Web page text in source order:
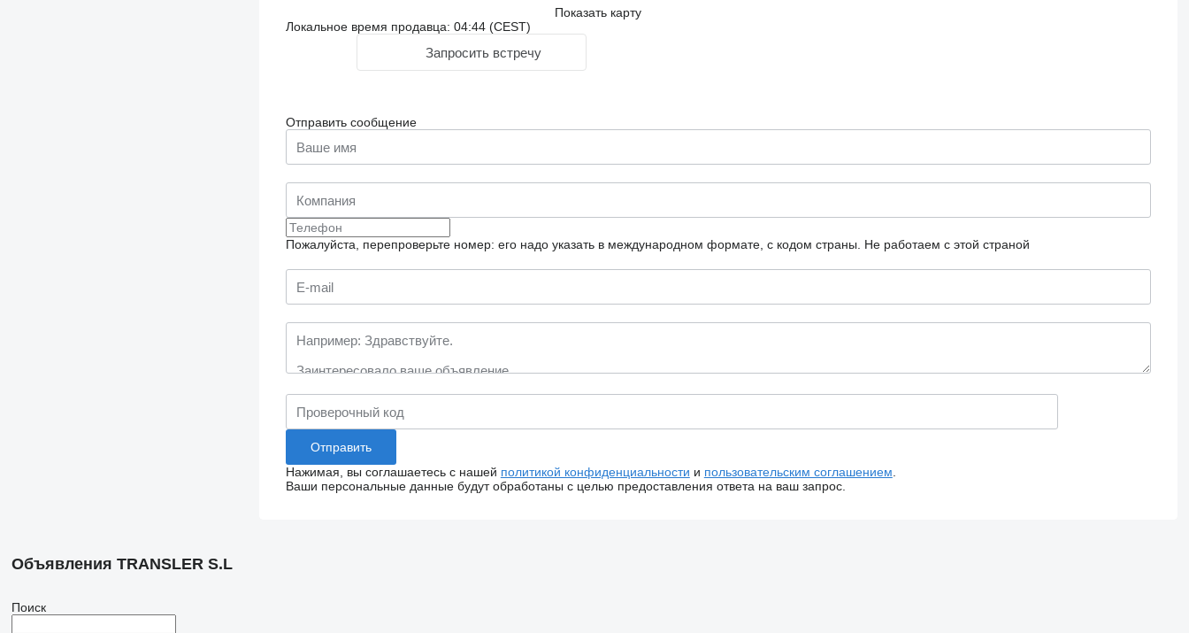
Показать карту
Локальное время продавца: 04:44 (CEST)
Запросить встречу
Отправить сообщение
Пожалуйста, перепроверьте номер: его надо указать в международном формате, с кодом страны. Не работаем с этой страной
Нажимая, вы соглашаетесь с нашей политикой конфиденциальности и пользовательским соглашением
Ваши персональные данные будут обработаны с целью предоставления ответа на ваш запрос.
Объявления TRANSLER S.L
Поиск